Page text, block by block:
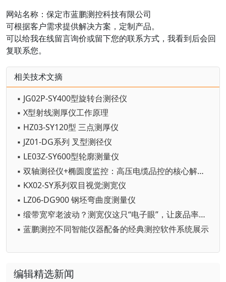
网站名称：保定市蓝鹏测控科技有限公司
可根据客户需求提供解决方案，定制产品。
可以给我在线留言询价或留下您的联系方式，我看到后会回
复联系您。
相关技术文摘
▪ JG02P-SY400型旋转台测径仪
▪ X型射线测厚仪工作原理
▪ HZ03-SY120型 三点测厚仪
▪ JZ01-DG系列 叉型测径仪
▪ LE03Z-SY600型轮廓测量仪
▪ 双轴测径仪+椭圆度监控：高压电缆品控的核心解决方案
▪ KX02-SY系列双目视觉测宽仪
▪ LZ06-DG900 钢坯弯曲度测量仪
▪ 缎带宽窄老波动？测宽仪这只“电子眼”，让废品率断崖式下降
▪ 蓝鹏测控不同智能仪器配备的经典测控软件系统展示
编辑精选新闻